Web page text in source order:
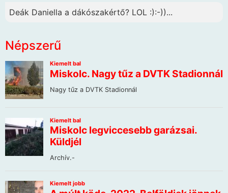
Deák Daniella a dákószakértő? LOL :):-))...
Népszerű